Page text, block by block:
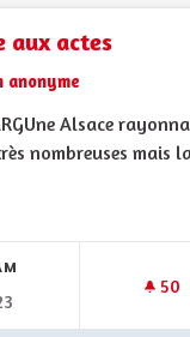
aux actes
anonyme
Alsace
nombreuses mais
50